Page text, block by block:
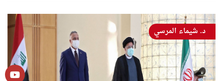
د. شيماء المرسي